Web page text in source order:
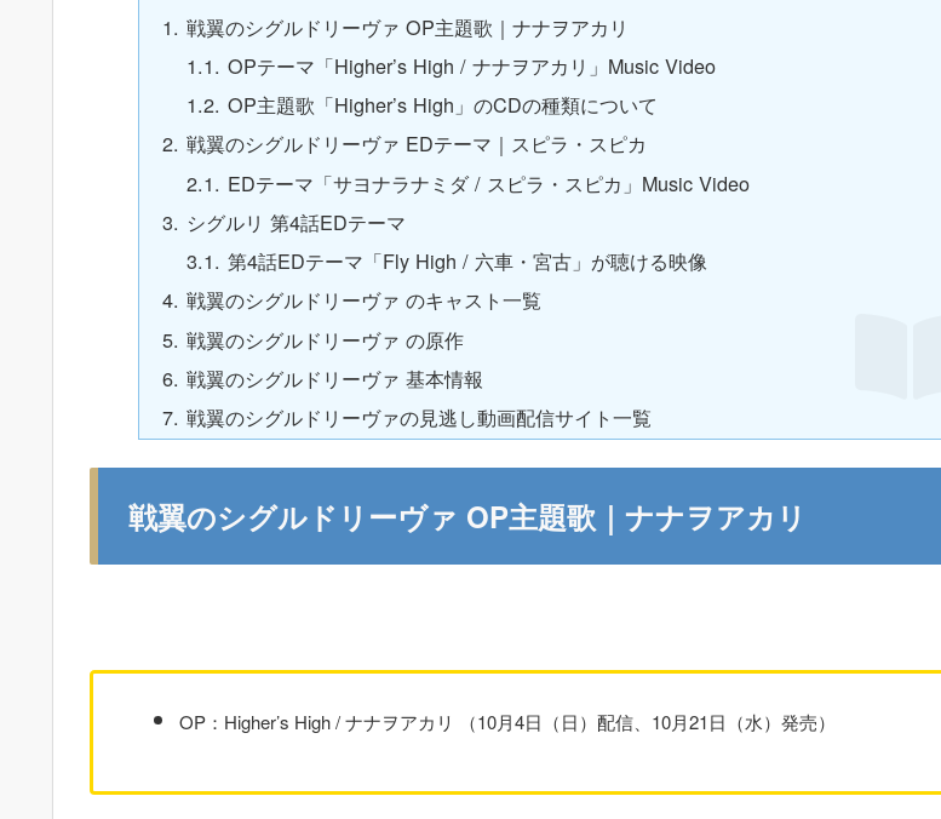
戦翼のシグルドリーヴァ OP主題歌｜ナナヲアカリ
OPテーマ「Higher’s High / ナナヲアカリ」Music Video
OP主題歌「Higher’s High」のCDの種類について
戦翼のシグルドリーヴァ EDテーマ｜スピラ・スピカ
EDテーマ「サヨナラナミダ / スピラ・スピカ」Music Video
シグルリ 第4話EDテーマ
第4話EDテーマ「Fly High / 六車・宮古」が聴ける映像
戦翼のシグルドリーヴァ のキャスト一覧
戦翼のシグルドリーヴァ の原作
戦翼のシグルドリーヴァ 基本情報
戦翼のシグルドリーヴァの見逃し動画配信サイト一覧
戦翼のシグルドリーヴァ OP主題歌｜ナナヲアカリ
OP：Higher’s High / ナナヲアカリ （10月4日（日）配信、10月21日（水）発売）